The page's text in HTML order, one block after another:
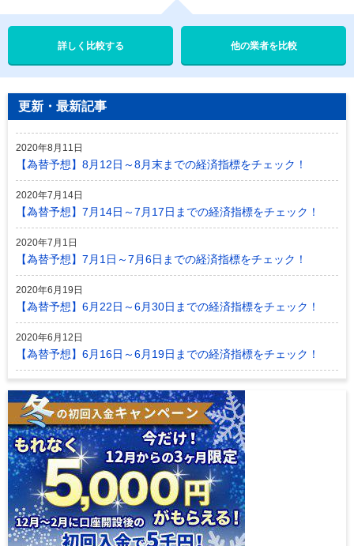
他の業者を比較
更新・最新記事
2020年8月11日
【為替予想】8月12日～8月末までの経済指標をチェック！
2020年7月14日
【為替予想】7月14日～7月17日までの経済指標をチェック！
2020年7月1日
【為替予想】7月1日～7月6日までの経済指標をチェック！
2020年6月19日
【為替予想】6月22日～6月30日までの経済指標をチェック！
2020年6月12日
【為替予想】6月16日～6月19日までの経済指標をチェック！